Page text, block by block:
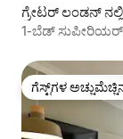
ಗ್ರೇಟರ್ ಲಂಡನ್
1-ಬೆಡ್
ಗೆಸ್ಟ್‌ಗಳ
ಗೆಸ್ಟ್‌ಗಳ